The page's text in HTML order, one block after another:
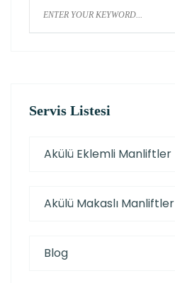
Servis Listesi
Akülü Eklemli Manliftler
Akülü Makaslı Manliftler
Blog